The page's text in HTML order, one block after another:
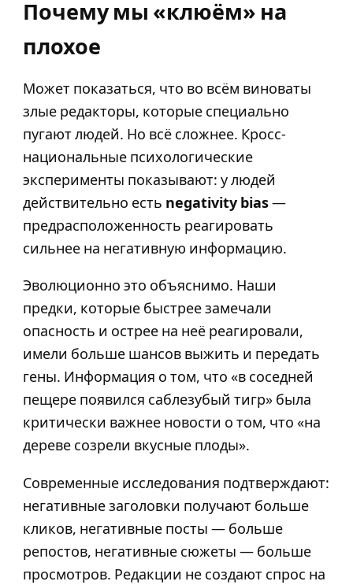
Почему мы «клюём» на
плохое
Может показаться, что во всём виноваты
злые редакторы, которые специально
пугают людей. Но всё сложнее. Кросс-
национальные психологические
эксперименты показывают: у людей
действительно есть negativity bias—
предрасположенность реагировать
сильнее на негативную информацию.
Эволюционно это объяснимо. Наши
предки, которые быстрее замечали
опасность и острее на неё реагировали,
имели больше шансов выжить и передать
гены. Информация о том, что «в соседней
пещере появился саблезубый тигр» была
критически важнее новости о том, что «на
дереве созрели вкусные плоды».
Современные исследования подтверждают:
негативные заголовки получают больше
кликов, негативные посты — больше
репостов, негативные сюжеты — больше
просмотров. Редакции не создают спрос на